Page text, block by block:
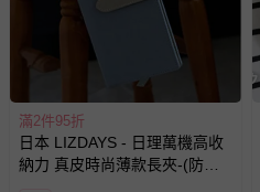
滿2件95折
日本 LIZDAYS - 日理萬機高收
納力 真皮時尚薄款長夾-(防盜